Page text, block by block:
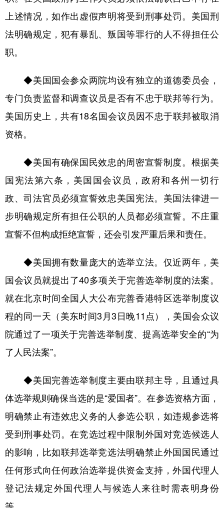
English Español Français عربى
上述情况，如作出虚假声明将受到刑事处罚。美国刑
法明确规定，犯有暴乱、叛国等罪行的人不得担任公
职。
◆美国国会参众两院均设有独立的道德委员会，
专门负责监督和调查议员是否有不忠于联邦等行为。
美国历史上，共有18名国会议员因不忠于联邦被取消
资格。
◆美国有确保国民效忠的周密宣誓制度。根据美
国宪法第六条，美国国会议员，政府和各州一切行
政、司法官员必须宣誓效忠美国宪法。美国法律进一
步明确规定所有担任公职的人员都必须宣誓。不庄重
宣誓不但构成拒绝宣誓，还会引发严重后果和责任。
◆美国拥有数量庞大的选举立法。仅近两年，美
国会议员就提出了40多项关于完善选举制度的法案。
就在北京时间全国人大公布完善香港特区选举制度议
程的同一天（美东时间3月3日晚11点），美国会众议
院通过了一项关于完善选举制度、提高选举安全的“为
了人民法案”。
◆美国完善选举制度主要由联邦主导，且通过具
体选举规则确保当选的是“爱国者”。在参选资格方面，
明确禁止有违效忠义务的人参选公职，如违规参选将
受到刑事处罚。在竞选过程中限制外国对竞选候选人
的影响，比如联邦选举竞选法明确禁止外国国民通过
任何形式向任何政治选举提供资金支持，外国代理人
登记法规定外国代理人与候选人来往时需表明身份